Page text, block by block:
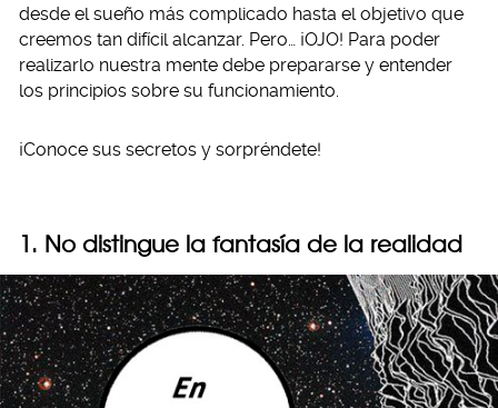
desde el sueño más complicado hasta el objetivo que
creemos tan difícil alcanzar. Pero… ¡OJO! Para poder
realizarlo nuestra mente debe prepararse y entender
los principios sobre su funcionamiento.
¡Conoce sus secretos y sorpréndete!
1. No distingue la fantasía de la realidad